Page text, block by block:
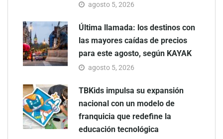
agosto 5, 2026
Última llamada: los destinos con
las mayores caídas de precios
para este agosto, según KAYAK
agosto 5, 2026
TBKids impulsa su expansión
nacional con un modelo de
franquicia que redefine la
educación tecnológica